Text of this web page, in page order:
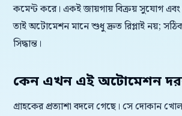
কমেন্ট করে। একই জায়গায় বিক্রয় সুযোগ
তাই অটোমেশন মানে শুধু দ্রুত রিপ্লাই নয়;
সিদ্ধান্ত।
কেন এখন এই অটোমেশন
গ্রাহকের প্রত্যাশা বদলে গেছে। সে দোকান